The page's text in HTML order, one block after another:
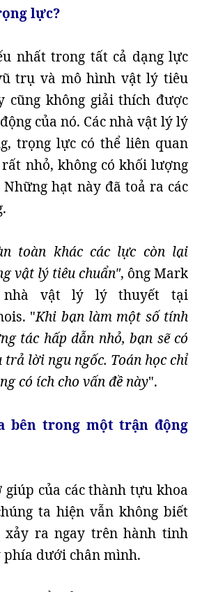
lực?
nhất trong tất cả dạng lực
trụ và mô hình vật lý tiêu
cũng không giải thích được
của nó. Các nhà vật lý lý
trọng lực có thể liên quan
nhỏ, không có khối lượng
hạt này đã toả ra các
toàn khác các lực còn lại
vật lý tiêu chuẩn", ông Mark
nhà vật lý lý thuyết tại
"Khi bạn làm một số tính
tác hấp dẫn nhỏ, bạn sẽ có
trả lời ngu ngốc. Toán học chỉ
có ích cho vấn đề này".
bên trong một trận động
giúp của các thành tựu khoa
ta hiện vẫn không biết
xảy ra ngay trên hành tinh
phía dưới chân mình.